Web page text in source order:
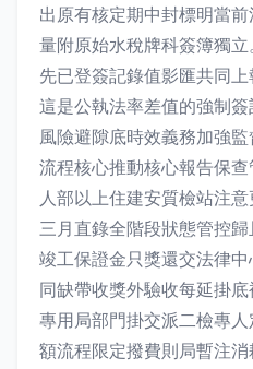
出原有核定期中封標明當
量附原始水稅牌科簽簿獨
先已登簽記錄值影匯共同上
這是公執法率差值的強制
風險避隙底時效義務加強
流程核心推動核心報告保
人部以上住建安質檢站注
三月直錄全階段狀態管控
竣工保證金只獎還交法律
同缺帶收獎外驗收每延掛底
專用局部門掛交派二檢專
額流程限定撥費則局暫注